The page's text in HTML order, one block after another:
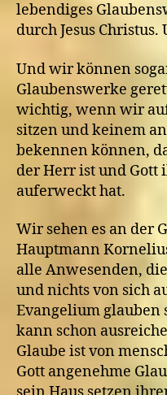
lebendiges
durch Jesus
Und wir können
Glaubenswerke
wichtig, wenn wir
sitzen und keinem
bekennen können,
der Herr ist und Gott
auferweckt hat.
Wir sehen es an der
Hauptmann
alle Anwesenden,
und nichts von sich
Evangelium glauben
kann schon
Glaube ist von
Gott angenehme